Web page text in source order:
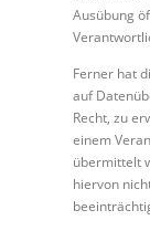
Ausübung
Ferner hat
auf
Recht, zu
einem
übermittelt
hiervon